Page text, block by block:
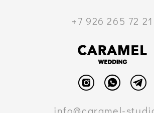
+7 926 265 72 21